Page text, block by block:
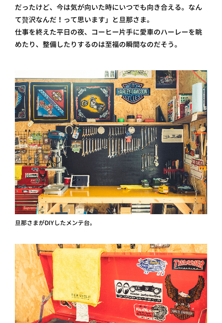
だったけど、今は気が向いた時にいつでも向き合える。なん
て贅沢なんだ！って思います」と旦那さま。
仕事を終えた平日の夜、コーヒー片手に愛車のハーレーを眺
めたり、整備したりするのは至福の瞬間なのだそう。
旦那さまがDIYしたメンテ台。